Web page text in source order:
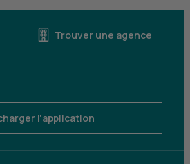
Trouver une agence
l'application